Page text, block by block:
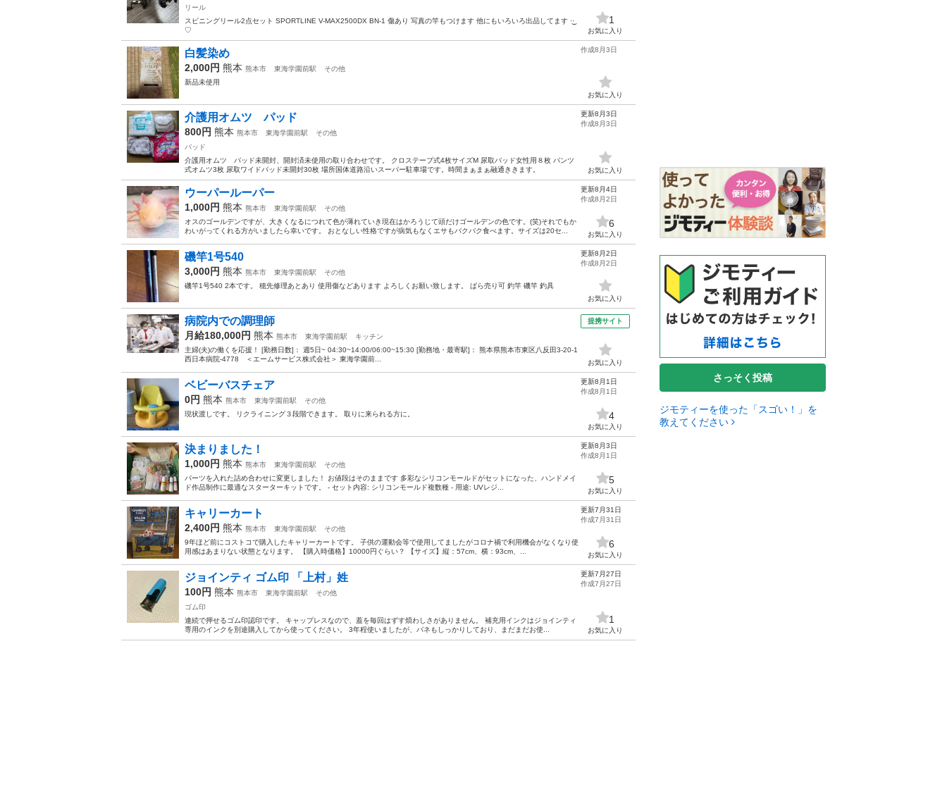
リール
スピニングリール2点セット SPORTLINE V-MAX2500DX BN-1 傷あり 写真の竿もつけます 他にもいろいろ出品してます‪ ·͜·
♡‬
1
お気に入り
白髪染め
2,000円 熊本 熊本市 東海学園前駅
その他
新品未使用
作成8月3日
お気に入り
介護用オムツ パッド
800円 熊本 熊本市 東海学園前駅
その他
パッド
介護用オムツ パッド未開封、開封済未使用の取り合わせです。 クロステープ式4枚サイズM 尿取パッド女性用８枚 パンツ
式オムツ3枚 尿取ワイドパッド未開封30枚 場所国体道路沿いスーパー駐車場です。時間まぁまぁ融通ききます。
更新8月3日
作成8月3日
お気に入り
ウーパールーパー
1,000円 熊本 熊本市 東海学園前駅
その他
オスのゴールデンですが、大きくなるにつれて色が薄れていき現在はかろうじて頭だけゴールデンの色です。(笑)それでもか
わいがってくれる方がいましたら幸いです。 おとなしい性格ですが病気もなくエサもバクバク食べます。サイズは20セ...
更新8月4日
作成8月2日
6
お気に入り
磯竿1号540
3,000円 熊本 熊本市 東海学園前駅
その他
磯竿1号540 2本です。 穂先修理あとあり 使用傷などあります よろしくお願い致します。 ばら売り可 釣竿 磯竿 釣具
更新8月2日
作成8月2日
お気に入り
病院内での調理師
月給180,000円 熊本 熊本市 東海学園前駅
キッチン
主婦(夫)の働くを応援！ [勤務日数]： 週5日~ 04:30~14:00/06:00~15:30 [勤務地・最寄駅]： 熊本県熊本市東区八反田3-20-1
西日本病院-4778 ＜エームサービス株式会社＞ 東海学園前...
提携サイト
お気に入り
ベビーバスチェア
0円 熊本 熊本市 東海学園前駅
その他
現状渡しです。 リクライニング３段階できます。 取りに来られる方に。
更新8月1日
作成8月1日
4
お気に入り
決まりました！
1,000円 熊本 熊本市 東海学園前駅
その他
パーツを入れた詰め合わせに変更しました！ お値段はそのままです 多彩なシリコンモールドがセットになった、ハンドメイ
ド作品制作に最適なスターターキットです。 - セット内容: シリコンモールド複数種 - 用途: UVレジ...
更新8月3日
作成8月1日
5
お気に入り
キャリーカート
2,400円 熊本 熊本市 東海学園前駅
その他
9年ほど前にコストコで購入したキャリーカートです。 子供の運動会等で使用してましたがコロナ禍で利用機会がなくなり使
用感はあまりない状態となります。 【購入時価格】10000円ぐらい？ 【サイズ】縦：57cm、横：93cm、...
更新7月31日
作成7月31日
6
お気に入り
ジョインティ ゴム印 「上村」姓
100円 熊本 熊本市 東海学園前駅
その他
ゴム印
連続で押せるゴム印認印です。 キャップレスなので、蓋を毎回はずす煩わしさがありません。 補充用インクはジョインティ
専用のインクを別途購入してから使ってください。 3年程使いましたが、バネもしっかりしており、まだまだお使...
更新7月27日
作成7月27日
1
お気に入り
さっそく投稿
ジモティーを使った「スゴい！」を
教えてください